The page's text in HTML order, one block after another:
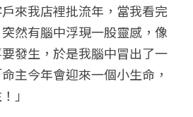
推理
來我店裡批流年，當我看完
然有腦中浮現一股靈感，像
發生，於是我腦中冒出了一
主今年會迎來一個小生命，
」